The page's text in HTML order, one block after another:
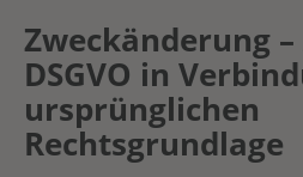
Zweckänderung –
DSGVO in
ursprünglichen
Rechtsgrundlage